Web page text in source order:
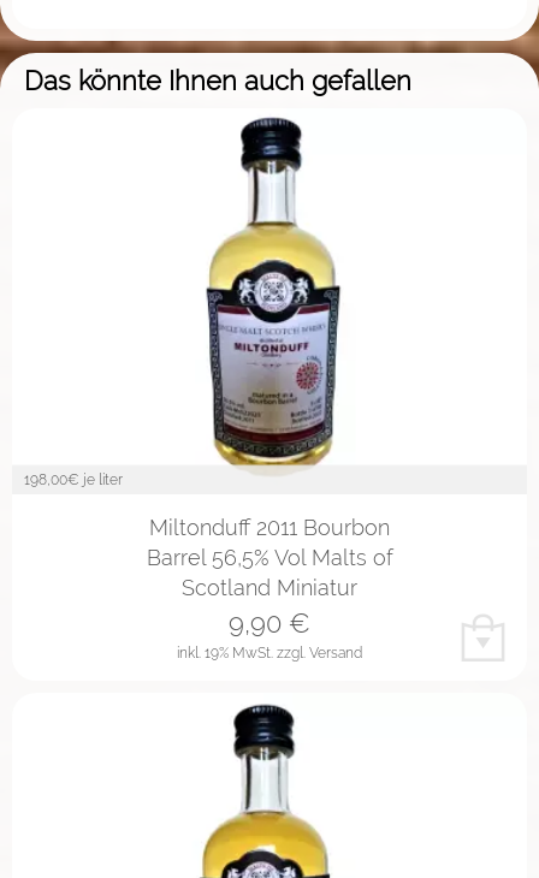
Das könnte Ihnen auch gefallen
198,00€ je liter
Miltonduff 2011 Bourbon
Barrel 56,5% Vol Malts of
Scotland Miniatur
inkl. 19% MwSt. zzgl. Versand
9,90 €